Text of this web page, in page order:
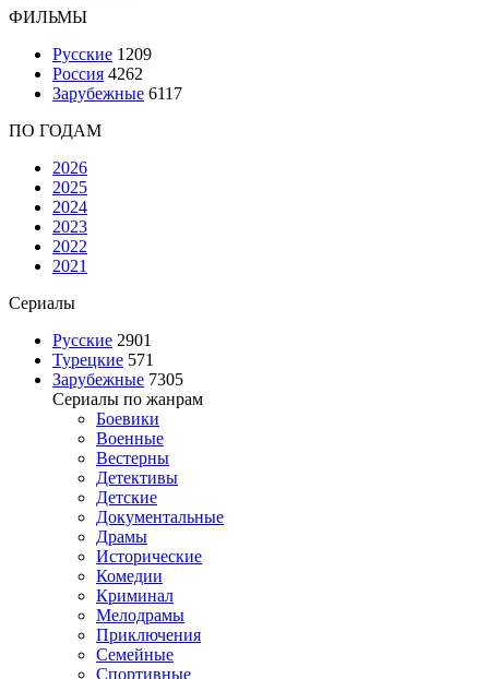
ФИЛЬМЫ
Русские 1209
Россия 4262
Зарубежные 6117
ПО ГОДАМ
2026
2025
2024
2023
2022
2021
Сериалы
Русские 2901
Турецкие 571
Зарубежные 7305
Сериалы по жанрам
Боевики
Военные
Вестерны
Детективы
Детские
Документальные
Драмы
Исторические
Комедии
Криминал
Мелодрамы
Приключения
Семейные
Спортивные